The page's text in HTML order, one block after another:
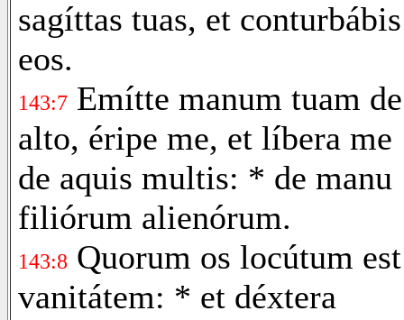
sagíttas tuas, et conturbábis
eos.
143:7 Emítte manum tuam de
alto, éripe me, et líbera me
de aquis multis: * de manu
filiórum alienórum.
143:8 Quorum os locútum est
vanitátem: * et déxtera